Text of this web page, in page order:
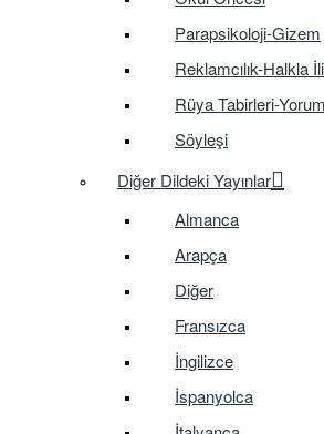
Parapsikoloji-Gizem
Reklamcılık-Halkla
Rüya Tabirleri-
Söyleşi
Diğer Dildeki Yayınlar
Almanca
Arapça
Diğer
Fransızca
İngilizce
İspanyolca